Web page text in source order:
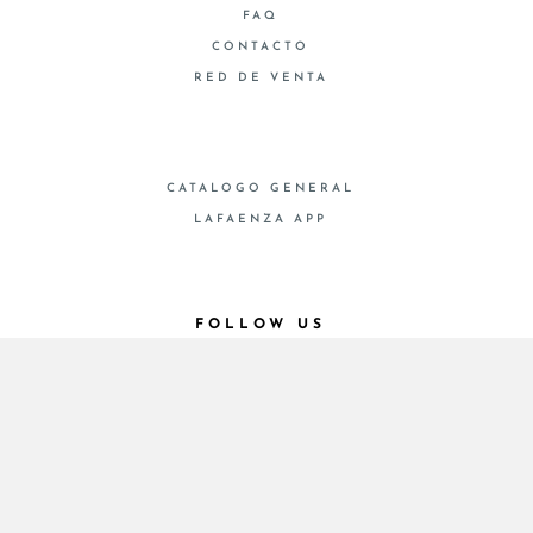
FAQ
CONTACTO
RED DE VENTA
CATALOGO GENERAL
LAFAENZA APP
FOLLOW US